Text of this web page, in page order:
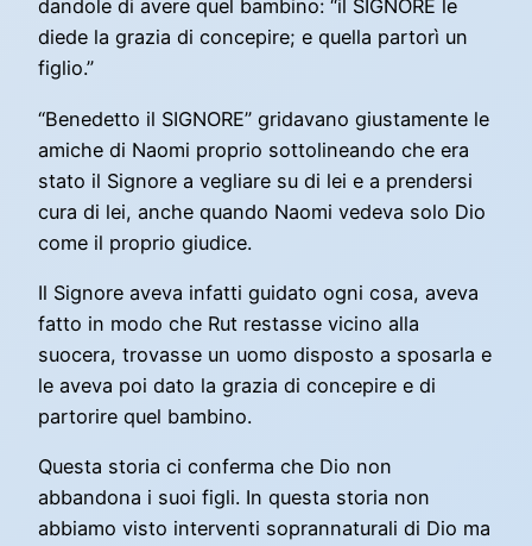
dandole di avere quel bambino: “il SIGNORE le
diede la grazia di concepire; e quella partorì un
figlio.”
“Benedetto il SIGNORE” gridavano giustamente le
amiche di Naomi proprio sottolineando che era
stato il Signore a vegliare su di lei e a prendersi
cura di lei, anche quando Naomi vedeva solo Dio
come il proprio giudice.
Il Signore aveva infatti guidato ogni cosa, aveva
fatto in modo che Rut restasse vicino alla
suocera, trovasse un uomo disposto a sposarla e
le aveva poi dato la grazia di concepire e di
partorire quel bambino.
Questa storia ci conferma che Dio non
abbandona i suoi figli. In questa storia non
abbiamo visto interventi soprannaturali di Dio ma